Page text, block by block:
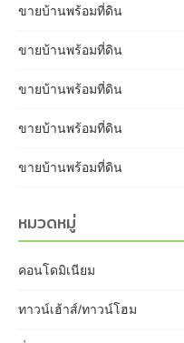
ขายบ้านพร้อมที่ดิน
ขายบ้านพร้อมที่ดิน
ขายบ้านพร้อมที่ดิน
ขายบ้านพร้อมที่ดิน
ขายบ้านพร้อมที่ดิน
หมวดหมู่
คอนโดมิเนียม
ทาวน์เฮ้าส์/ทาวน์โฮม